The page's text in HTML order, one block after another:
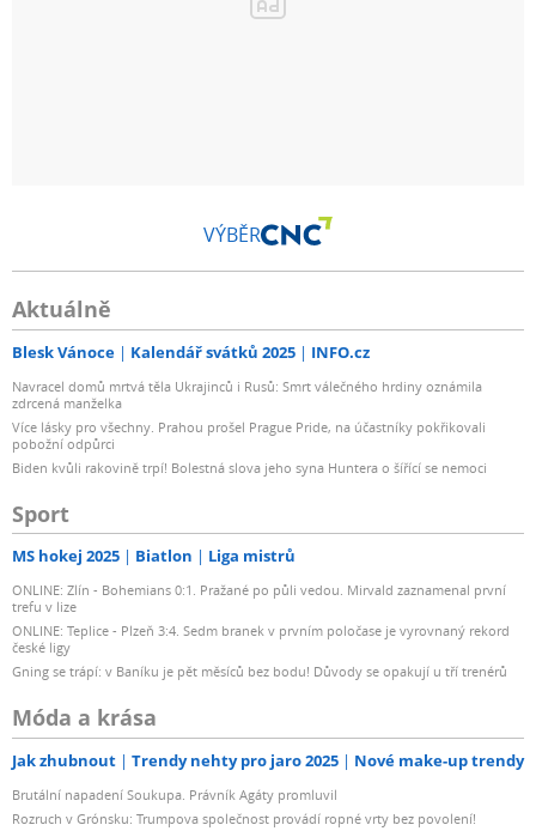
VÝBĚR
Aktuálně
Blesk Vánoce Kalendář svátků 2025 INFO.cz
Navracel domů mrtvá těla Ukrajinců i Rusů: Smrt válečného hrdiny oznámila
zdrcená manželka
Více lásky pro všechny. Prahou prošel Prague Pride, na účastníky pokřikovali
pobožní odpůrci
Biden kvůli rakovině trpí! Bolestná slova jeho syna Huntera o šířící se nemoci
Sport
MS hokej 2025 Biatlon Liga mistrů
ONLINE: Zlín - Bohemians 0:1. Pražané po půli vedou. Mirvald zaznamenal první
trefu v lize
ONLINE: Teplice - Plzeň 3:4. Sedm branek v prvním poločase je vyrovnaný rekord
české ligy
Gning se trápí: v Baníku je pět měsíců bez bodu! Důvody se opakují u tří trenérů
Móda a krása
Jak zhubnout Trendy nehty pro jaro 2025 Nové make-up trendy
Brutální napadení Soukupa. Právník Agáty promluvil
Rozruch v Grónsku: Trumpova společnost provádí ropné vrty bez povolení!